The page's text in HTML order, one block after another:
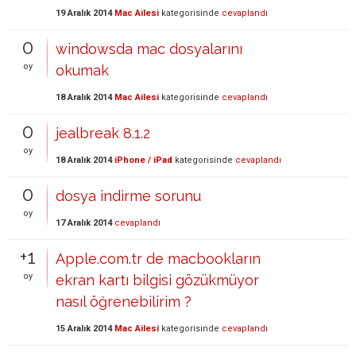
19 Aralık 2014 Mac Ailesi kategorisinde cevaplandı
0
oy
windowsda mac dosyalarını
okumak
18 Aralık 2014 Mac Ailesi kategorisinde cevaplandı
0
oy
jealbreak 8.1.2
18 Aralık 2014 iPhone / iPad kategorisinde cevaplandı
0
oy
dosya indirme sorunu
17 Aralık 2014 cevaplandı
+1
oy
Apple.com.tr de macbookların
ekran kartı bilgisi gözükmüyor
nasıl öğrenebilirim ?
15 Aralık 2014 Mac Ailesi kategorisinde cevaplandı